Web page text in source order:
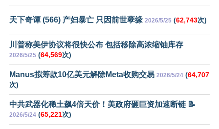
天下奇谭 (566) 产妇暴亡 只因前世孽缘 2026/5/25 (62,743次)
川普称美伊协议将很快公布 包括移除高浓缩铀库存
2026/5/25 (64,569次)
Manus拟筹款10亿美元解除Meta收购交易 2026/5/24 (64,707
次)
中共武器化稀土飙4倍天价！美政府砸巨资加速断链 📝
2026/5/24 (65,221次)